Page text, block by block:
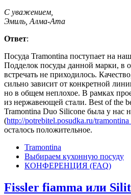
С уважением,
Эмиль, Алма-Ата
Ответ:
Посуда Tramontina поступает на
Подделок посуды данной марки, в
встречать не приходилось.
сильно зависит от конкретной
но в общем неплохое. В рамках
из нержавеющей стали. Best of the
Tramontina Duo Silicone была у нас
(http://potrebitel.posudka.ru/
осталось положительное.
Tramontina
Выбираем кухонную посуду
КОНФЕРЕНЦИЯ (FAQ)
Fissler fiamma или